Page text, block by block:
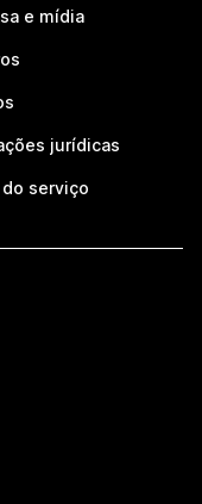
e mídia
jurídicas
serviço